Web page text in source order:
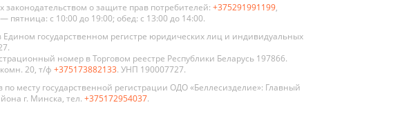
о защите прав потребителей: +375291991199,
с 10:00 до 19:00; обед: с 13:00 до 14:00.
государственном регистре юридических лиц и индивидуальных
номер в Торговом реестре Республики Беларусь 197866.
20, т/ф +375173882133. УНП 190007727.
месту государственной регистрации ОДО «Беллесизделие»: Главный
г. Минска, тел. +375172954037.